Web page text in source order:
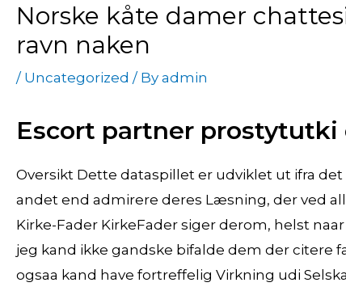
Norske kåte damer
ravn naken
/ Uncategorized / By admin
Escort partner prostytutki
Oversikt Dette dataspillet er udviklet ut ifra
andet end admirere deres Læsning, der ved
Kirke-Fader KirkeFader siger derom, helst
jeg kand ikke gandske bifalde dem der citere
ogsaa kand have fortreffelig Virkning udi